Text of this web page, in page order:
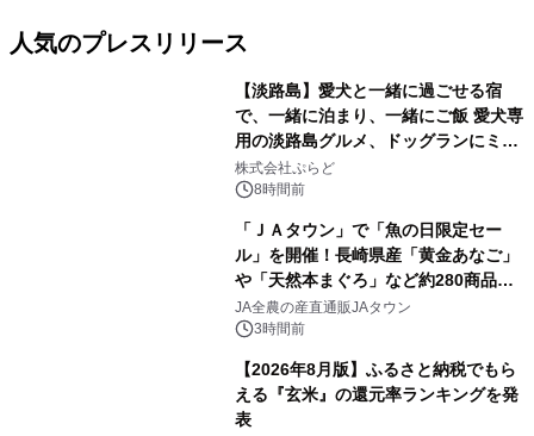
人気のプレスリリース
【淡路島】愛犬と一緒に過ごせる宿
で、一緒に泊まり、一緒にご飯 愛犬専
用の淡路島グルメ、ドッグランにミニ
プール グランピングとトレーラーハウ
スの2施設で
株式会社ぷらど
8時間前
「ＪＡタウン」で「魚の日限定セー
ル」を開催！長崎県産「黄金あなご」
や「天然本まぐろ」など約280商品を
販売！～毎月１０日の定例企画～
JA全農の産直通販JAタウン
3時間前
【2026年8月版】ふるさと納税でもら
える『玄米』の還元率ランキングを発
表